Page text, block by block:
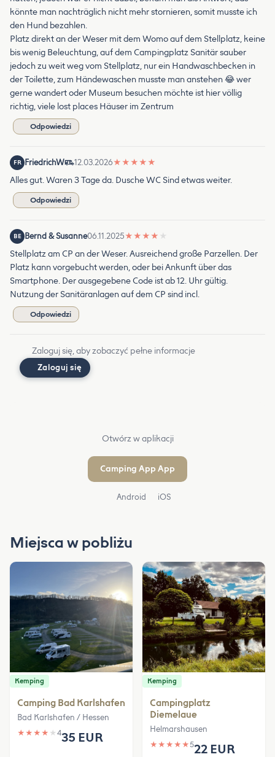
könnte man nachträglich nicht mehr stornieren, somit musste ich
den Hund bezahlen.
Platz direkt an der Weser mit dem Womo auf dem Stellplatz, keine
bis wenig Beleuchtung, auf dem Campingplatz Sanitär sauber
jedoch zu weit weg vom Stellplatz, nur ein Handwaschbecken in
der Toilette, zum Händewaschen musste man anstehen 😂 wer
gerne wandert oder Museum besuchen möchte ist hier völlig
richtig, viele lost places Häuser im Zentrum
Odpowiedzi
FR FriedrichW 12.03.2026★ ★ ★ ★ ★
Alles gut. Waren 3 Tage da. Dusche WC Sind etwas weiter.
Odpowiedzi
BE Bernd & Susanne06.11.2025★ ★ ★ ★ ★
Stellplatz am CP an der Weser. Ausreichend große Parzellen. Der
Platz kann vorgebucht werden, oder bei Ankunft über das
Smartphone. Der ausgegebene Code ist ab 12. Uhr gültig.
Nutzung der Sanitäranlagen auf dem CP sind incl.
Odpowiedzi
Zaloguj się, aby zobaczyć pełne informacje
Zaloguj się
Otwórz w aplikacji
Camping App App
Android iOS
Miejsca w pobliżu
Kemping
Camping Bad Karlshafen
Bad Karlshafen / Hessen
★ ★ ★ ★ ★ 435 EUR
Kemping
Campingplatz
Diemelaue
Helmarshausen
★ ★ ★ ★ ★522 EUR